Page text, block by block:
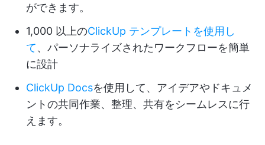
ができます。
1,000 以上のClickUp テンプレートを使用し
て、パーソナライズされたワークフローを簡単
に設計
ClickUp Docsを使用して、アイデアやドキュメ
ントの共同作業、整理、共有をシームレスに行
えます。